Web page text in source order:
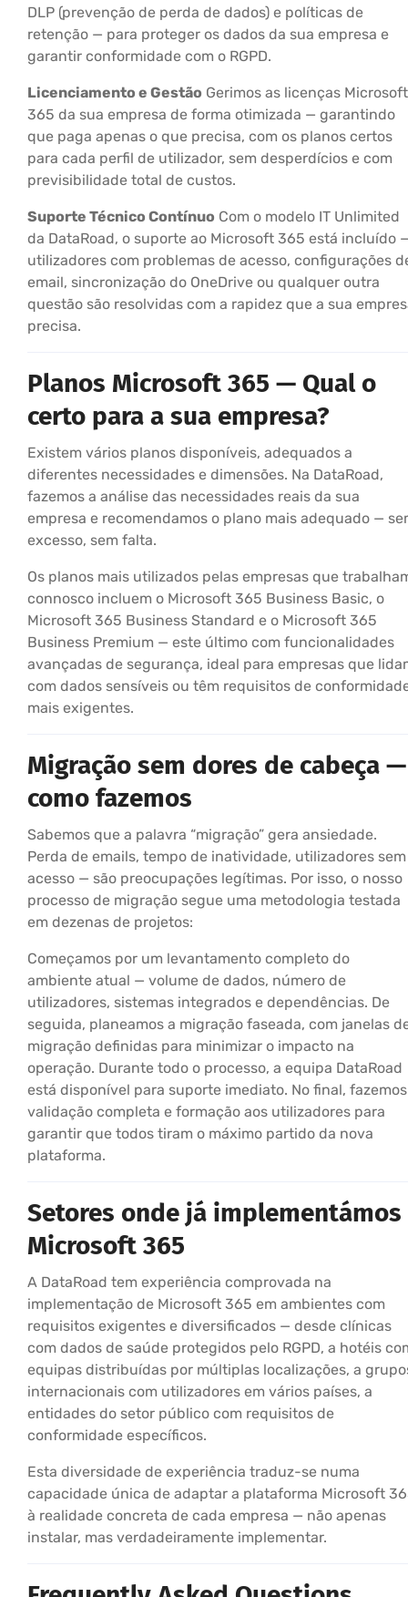
DLP (prevenção de perda de dados) e políticas de
retenção — para proteger os dados da sua empresa e
garantir conformidade com o RGPD.
Licenciamento e Gestão Gerimos as licenças Microsoft
365 da sua empresa de forma otimizada — garantindo
que paga apenas o que precisa, com os planos certos
para cada perfil de utilizador, sem desperdícios e com
previsibilidade total de custos.
Suporte Técnico Contínuo Com o modelo IT Unlimited
da DataRoad, o suporte ao Microsoft 365 está incluído
utilizadores com problemas de acesso, configurações
email, sincronização do OneDrive ou qualquer outra
questão são resolvidas com a rapidez que a sua
precisa.
Planos Microsoft 365 — Qual o
certo para a sua empresa?
Existem vários planos disponíveis, adequados a
diferentes necessidades e dimensões. Na DataRoad,
fazemos a análise das necessidades reais da sua
empresa e recomendamos o plano mais adequado —
excesso, sem falta.
Os planos mais utilizados pelas empresas que
connosco incluem o Microsoft 365 Business Basic, o
Microsoft 365 Business Standard e o Microsoft 365
Business Premium — este último com funcionalidades
avançadas de segurança, ideal para empresas que
com dados sensíveis ou têm requisitos de
mais exigentes.
Migração sem dores de cabeça —
como fazemos
Sabemos que a palavra “migração” gera ansiedade.
Perda de emails, tempo de inatividade, utilizadores sem
acesso — são preocupações legítimas. Por isso, o nosso
processo de migração segue uma metodologia testada
em dezenas de projetos:
Começamos por um levantamento completo do
ambiente atual — volume de dados, número de
utilizadores, sistemas integrados e dependências. De
seguida, planeamos a migração faseada, com janelas
migração definidas para minimizar o impacto na
operação. Durante todo o processo, a equipa DataRoad
está disponível para suporte imediato. No final, fazemos
validação completa e formação aos utilizadores para
garantir que todos tiram o máximo partido da nova
plataforma.
Setores onde já implementámos
Microsoft 365
A DataRoad tem experiência comprovada na
implementação de Microsoft 365 em ambientes com
requisitos exigentes e diversificados — desde clínicas
com dados de saúde protegidos pelo RGPD, a hotéis
equipas distribuídas por múltiplas localizações, a
internacionais com utilizadores em vários países, a
entidades do setor público com requisitos de
conformidade específicos.
Esta diversidade de experiência traduz-se numa
capacidade única de adaptar a plataforma Microsoft
à realidade concreta de cada empresa — não apenas
instalar, mas verdadeiramente implementar.